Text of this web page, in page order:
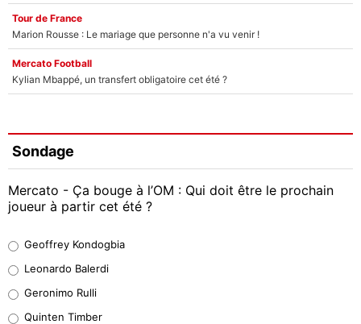
Tour de France
Marion Rousse : Le mariage que personne n'a vu venir !
Mercato Football
Kylian Mbappé, un transfert obligatoire cet été ?
Sondage
Mercato - Ça bouge à l’OM : Qui doit être le prochain
joueur à partir cet été ?
38%
32%
Geoffrey Kondogbia
Leonardo Balerdi
Geronimo Rulli
Quinten Timber